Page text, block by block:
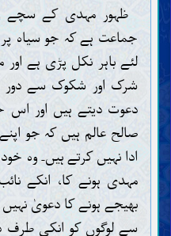
ظہور مہدی کے سچے
جماعت ہے کہ جو سیاہ
لئے باہر نکل پڑی ہے
شرک اور شکوک سے دور
دعوت دیتے ہیں اور اس
صالح عالم ہیں کہ جو
ادا نہیں کرتے ہیں۔ وہ
مہدی ہونے کا، انکے
بھیجے ہونے کا دعویٰ
سے لوگوں کو انکی طرف